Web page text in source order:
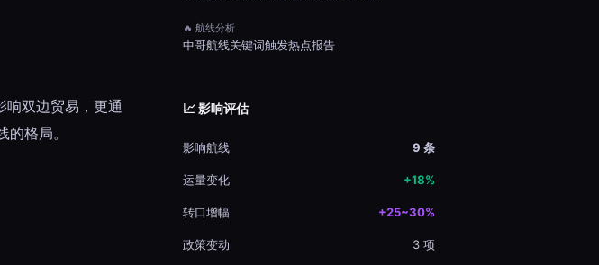
双边贸易，更通
格局。
🔥 航线分析
中哥航线关键词触发热点报告
📈 影响评估
影响航线 9 条
运量变化 +18%
转口增幅 +25~30%
政策变动 3 项